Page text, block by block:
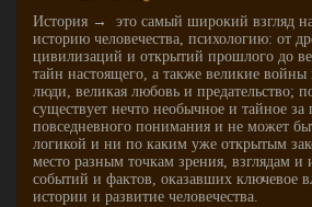
История → это самый широкий взгляд
историю человечества, психологию: от
цивилизаций и открытий прошлого до
тайн настоящего, а также великие
люди, великая любовь и предательство;
существует нечто необычное и тайное
повседневного понимания и не может
логикой и ни по каким уже открытым
место разным точкам зрения, взглядам и
событий и фактов, оказавших ключевое
истории и развитие человечества.